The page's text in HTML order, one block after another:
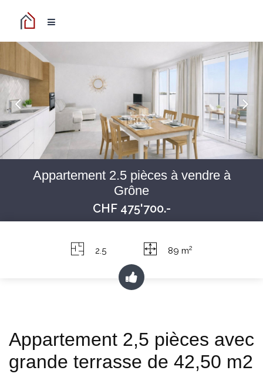
Appartement 2.5 pièces à vendre à
Grône
CHF 475'700.-
2.5 89 m2
Appartement 2,5 pièces avec
grande terrasse de 42,50 m2